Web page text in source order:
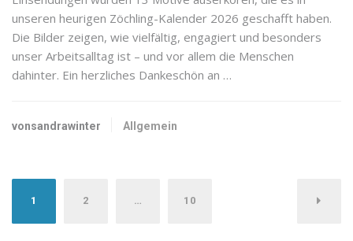
unseren heurigen Zöchling-Kalender 2026 geschafft haben.
Die Bilder zeigen, wie vielfältig, engagiert und besonders
unser Arbeitsalltag ist – und vor allem die Menschen
dahinter. Ein herzliches Dankeschön an …
vonsandrawinter Allgemein
Seitennummerierung der
1 2 … 10